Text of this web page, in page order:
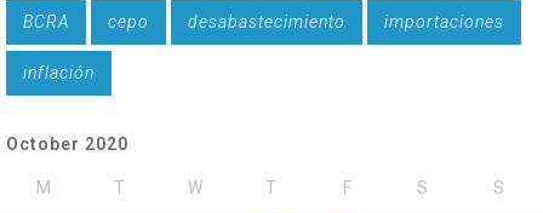
BCRA cepo desabastecimiento importaciones
inflación
October 2020
M T W T F S S